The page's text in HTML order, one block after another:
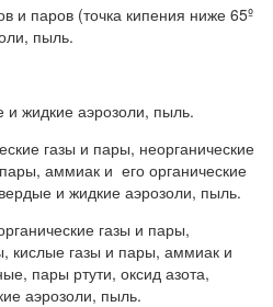
и паров (точка кипения ниже 65º
пыль.
и жидкие аэрозоли, пыль.
газы и пары, неорганические
аммиак и его органические
и жидкие аэрозоли, пыль.
газы и пары,
кислые газы и пары, аммиак и
пары ртути, оксид азота,
аэрозоли, пыль.